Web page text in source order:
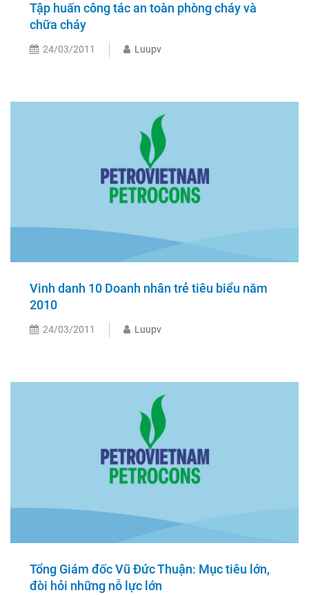
Tập huấn công tác an toàn phòng cháy và
chữa cháy
24/03/2011 Luupv
Vinh danh 10 Doanh nhân trẻ tiêu biểu năm
2010
24/03/2011 Luupv
Tổng Giám đốc Vũ Đức Thuận: Mục tiêu lớn,
đòi hỏi những nỗ lực lớn